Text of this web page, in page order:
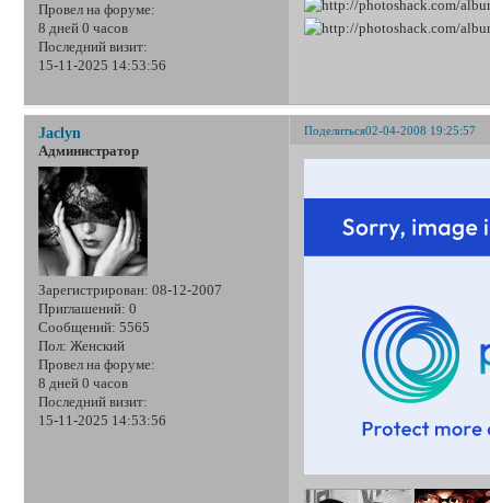
Провел на форуме:
8 дней 0 часов
Последний визит:
15-11-2025 14:53:56
Поделиться02-04-2008 19:25:57
Jaclyn
Администратор
Зарегистрирован: 08-12-2007
Приглашений: 0
Сообщений: 5565
Пол: Женский
Провел на форуме:
8 дней 0 часов
Последний визит:
15-11-2025 14:53:56